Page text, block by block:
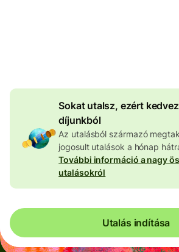
Sokat utalsz, ezért
díjunkból
Az utalásból származó
jogosult utalások a hónap
További információ a nagy
utalásokról
Utalás indítása